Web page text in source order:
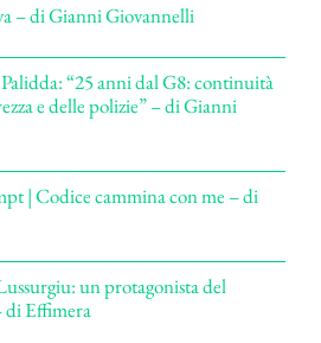
– di Gianni Giovannelli
“25 anni dal G8: continuità
e delle polizie” – di Gianni
| Codice cammina con me – di
un protagonista del
di Effimera